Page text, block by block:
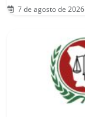
7 de agosto de 2026